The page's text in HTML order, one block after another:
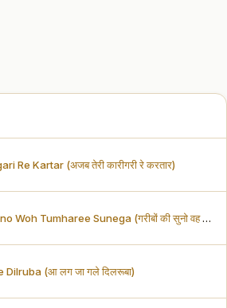
Re Kartar (अजब तेरी कारीगरी रे करतार)
Garibo Kee Suno Woh Tumharee Sunega (गरीबों की सुनो वह तुम्हारी सुनेगा)
Dilruba (आ लग जा गले दिलरूबा)